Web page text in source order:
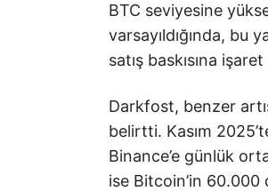
BTC seviyesine
varsayıldığında, bu
satış baskısına
Darkfost, benzer
belirtti. Kasım
Binance’e günlük
ise Bitcoin’in